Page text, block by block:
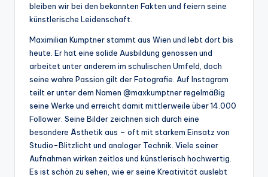
bleiben wir bei den bekannten Fakten und feiern seine
künstlerische Leidenschaft.
Maximilian Kumptner stammt aus Wien und lebt dort bis
heute. Er hat eine solide Ausbildung genossen und
arbeitet unter anderem im schulischen Umfeld, doch
seine wahre Passion gilt der Fotografie. Auf Instagram
teilt er unter dem Namen @maxkumptner regelmäßig
seine Werke und erreicht damit mittlerweile über 14.000
Follower. Seine Bilder zeichnen sich durch eine
besondere Ästhetik aus – oft mit starkem Einsatz von
Studio-Blitzlicht und analoger Technik. Viele seiner
Aufnahmen wirken zeitlos und künstlerisch hochwertig.
Es ist schön zu sehen, wie er seine Kreativität auslebt